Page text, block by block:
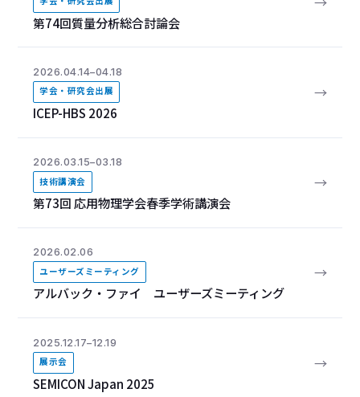
第74回質量分析総合討論会
2026.04.14–04.18
学会・研究会出展
ICEP-HBS 2026
→
2026.03.15–03.18
技術講演会
第73回 応用物理学会春季学術講演会
→
2026.02.06
ユーザーズミーティング
アルバック・ファイ ユーザーズミーティング
→
2025.12.17–12.19
展示会
SEMICON Japan 2025
→